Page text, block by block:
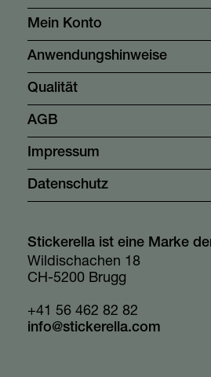
Mein Konto
Anwendungshinweise
Qualität
AGB
Impressum
Datenschutz
Stickerella ist eine Marke
Wildischachen 18
CH-5200 Brugg
+41 56 462 82 82
info@stickerella.com